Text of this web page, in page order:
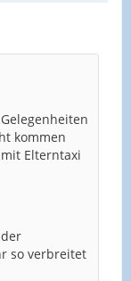
kommen
Elterntaxi
so verbreitet